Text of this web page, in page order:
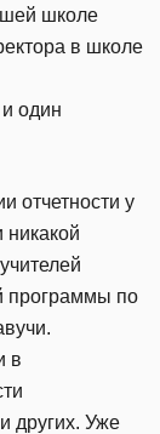
школе
в школе
один
отчетности у
программы по
в
других. Уже